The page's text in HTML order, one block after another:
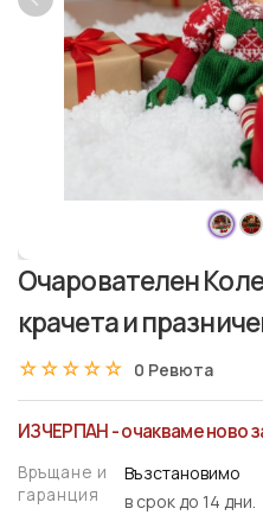
Очарователен
крачета и
☆☆☆☆☆
★★★★★ 0 Ревюта
ИЗЧЕРПАН - очакваме ново
Връщане и
гаранция
Възстановимо
в срок до 14 дни.